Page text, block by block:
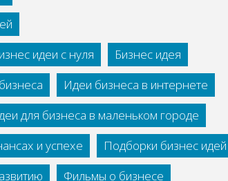
идеи с нуля
Бизнес идея
Идеи бизнеса в интернете
для бизнеса в маленьком городе
и успехе
Подборки бизнес идей
Фильмы о бизнесе